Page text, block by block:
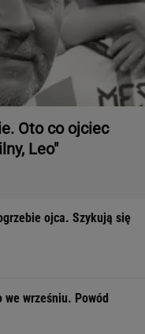
Oto co ojciec
Leo"
ojca. Szykują się
wrześniu. Powód